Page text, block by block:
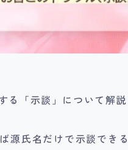
る「示談」について解説
源氏名だけで示談でき